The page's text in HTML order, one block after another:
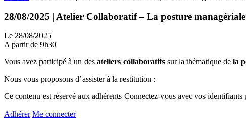
28/08/2025 | Atelier Collaboratif – La posture
Le 28/08/2025
A partir de 9h30
Vous avez participé à un des ateliers collaboratifs sur la thématique de la
Nous vous proposons d’assister à la restitution :
Ce contenu est réservé aux adhérents Connectez-vous avec vos identifiants
Adhérer Me connecter